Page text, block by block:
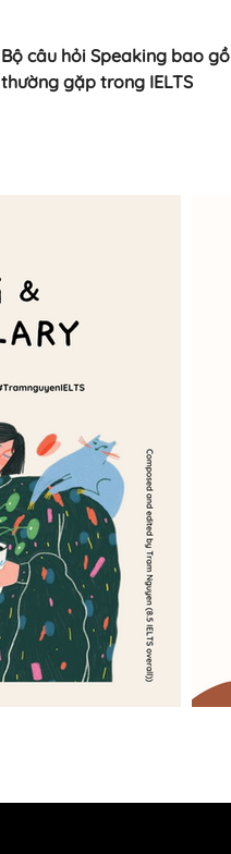
​Bộ câu hỏi Speaking bao
thường gặp trong IELTS